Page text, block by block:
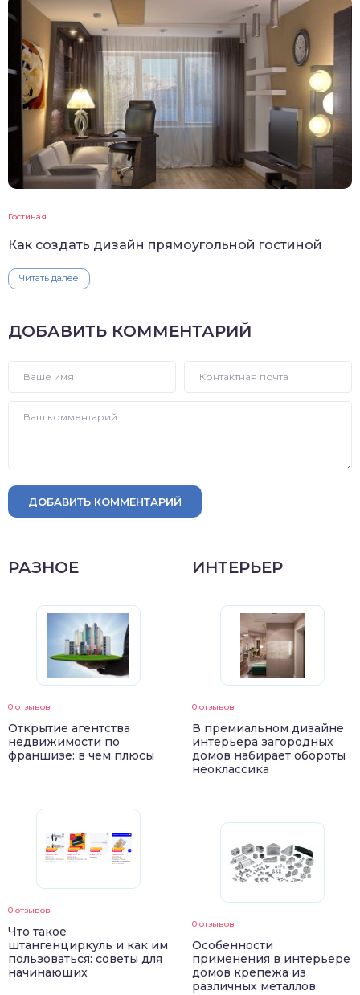
Гостиная
Как создать дизайн прямоугольной гостиной
Читать далее
ДОБАВИТЬ КОММЕНТАРИЙ
ДОБАВИТЬ КОММЕНТАРИЙ
РАЗНОЕ
0 отзывов
Открытие агентства
недвижимости по
франшизе: в чем плюсы
0 отзывов
Что такое
штангенциркуль и как им
пользоваться: советы для
начинающих
ИНТЕРЬЕР
0 отзывов
В премиальном дизайне
интерьера загородных
домов набирает обороты
неоклассика
0 отзывов
Особенности
применения в интерьере
домов крепежа из
различных металлов